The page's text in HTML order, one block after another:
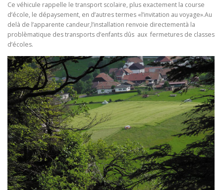
Ce véhicule rappelle le transport scolaire, plus exactement la course
d’école, le dépaysement, en d’autres termes «l’invitation au voyage».Au
delà de l’apparente candeur,l’installation renvoie directementà la
problèmatique des transports d’enfants dûs aux fermetures de classes
d’écoles.